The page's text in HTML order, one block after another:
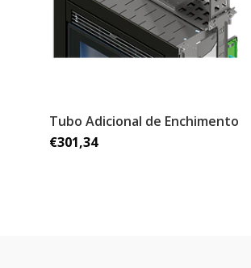
Tubo Adicional de Enchimento
€301,34